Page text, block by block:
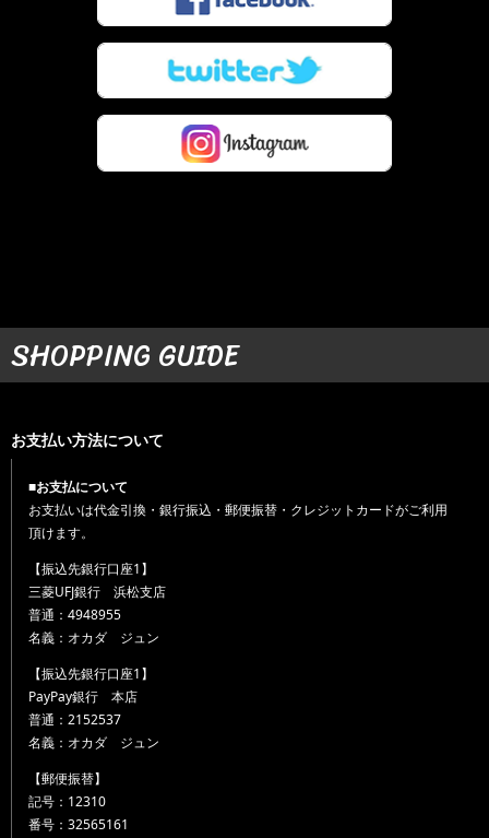
SHOPPING GUIDE
お支払い方法について
■お支払について
お支払いは代金引換・銀行振込・郵便振替・クレジットカードがご利用
頂けます。
【振込先銀行口座1】
三菱UFJ銀行 浜松支店
普通：4948955
名義：オカダ ジュン
【振込先銀行口座1】
PayPay銀行 本店
普通：2152537
名義：オカダ ジュン
【郵便振替】
記号：12310
番号：32565161